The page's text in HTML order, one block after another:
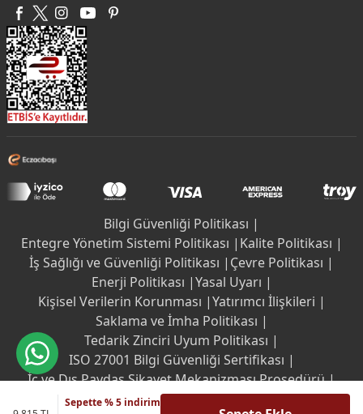
Sepette % 5 indirim
Bilgi Güvenliği Politikası |
Entegre Yönetim Sistemi Politikası | Kalite Politikası |
İş Sağlığı ve Güvenliği Politikası | Çevre Politikası |
Enerji Politikası |Yasal Uyarı |
Kişisel Verilerin Korunması |Yatırımcı İlişkileri |
Saklama ve İmha Politikası |
Tedarik Zinciri Uyum Politikası |
ISO 27001 Bilgi Güvenliği Sertifikası |
İç ve Dış Paydaş Şikayet Mekanizması Prosedürü |
Etik İlkeler